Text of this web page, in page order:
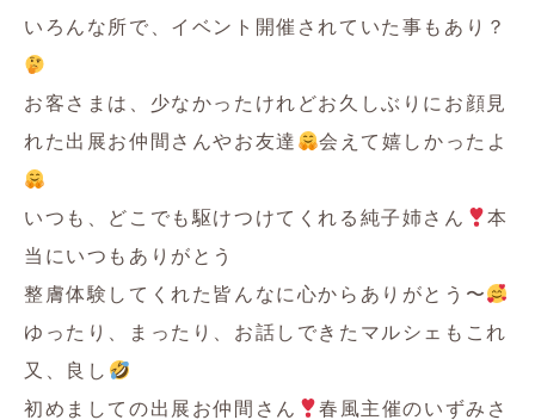
いろんな所で、イベント開催されていた事もあり？
お客さまは、少なかったけれどお久しぶりにお顔見
れた出展お仲間さんやお友達
会えて嬉しかったよ
いつも、どこでも駆けつけてくれる純子姉さん
本
当にいつもありがとう‍
整膚体験してくれた皆んなに心からありがとう〜
ゆったり、まったり、お話しできたマルシェもこれ
又、良し
初めましての出展お仲間さん
春風主催のいずみさ